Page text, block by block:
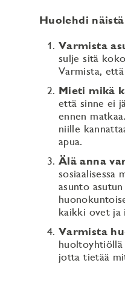
Huolehdi
Varmista
sulje sitä
Varmista,
Mieti mikä
että sinne ei
ennen
niille
apua.
Älä anna
sosiaalisessa
asunto
kaikki ovet ja
Varmista
huoltoyhtiöllä
jotta tietää